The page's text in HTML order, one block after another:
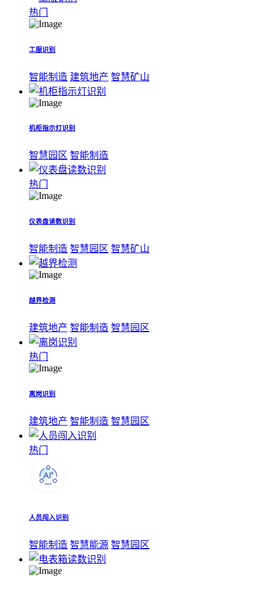
热门
工服识别
智能制造 建筑地产 智慧矿山
机柜指示灯识别
智慧园区 智能制造
热门
仪表盘读数识别
智能制造 智慧园区 智慧矿山
越界检测
建筑地产 智能制造 智慧园区
热门
离岗识别
建筑地产 智能制造 智慧园区
热门
人员闯入识别
智能制造 智慧能源 智慧园区